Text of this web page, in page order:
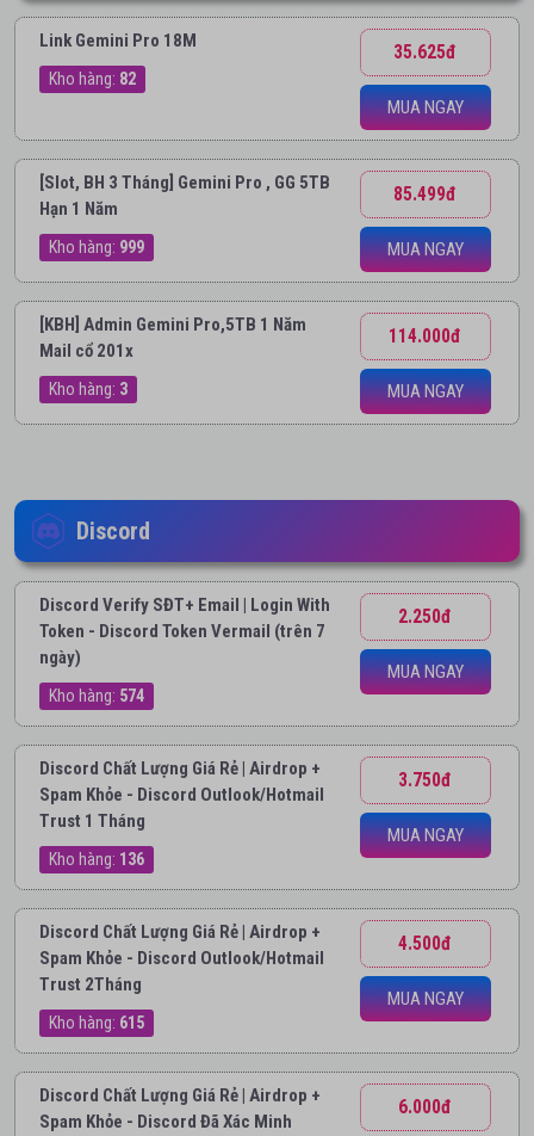
Link Gemini Pro 18M
Kho hàng: 82
35.625đ
MUA NGAY
[Slot, BH 3 Tháng] Gemini Pro , GG 5TB
Hạn 1 Năm
Kho hàng: 999
85.499đ
MUA NGAY
[KBH] Admin Gemini Pro,5TB 1 Năm
Mail cổ 201x
Kho hàng: 3
114.000đ
MUA NGAY
Discord
Discord Verify SĐT+ Email | Login With
Token - Discord Token Vermail (trên 7
ngày)
Kho hàng: 574
2.250đ
MUA NGAY
Discord Chất Lượng Giá Rẻ | Airdrop +
Spam Khỏe - Discord Outlook/Hotmail
Trust 1 Tháng
Kho hàng: 136
3.750đ
MUA NGAY
Discord Chất Lượng Giá Rẻ | Airdrop +
Spam Khỏe - Discord Outlook/Hotmail
Trust 2Tháng
Kho hàng: 615
4.500đ
MUA NGAY
Discord Chất Lượng Giá Rẻ | Airdrop +
Spam Khỏe - Discord Đã Xác Minh
6.000đ